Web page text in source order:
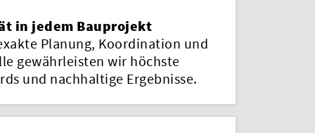
in jedem Bauprojekt
Planung, Koordination und
gewährleisten wir höchste
und nachhaltige Ergebnisse.